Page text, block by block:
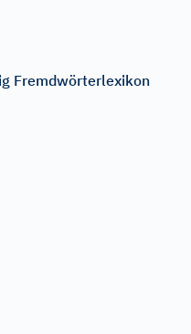
Fremdwörterlexikon